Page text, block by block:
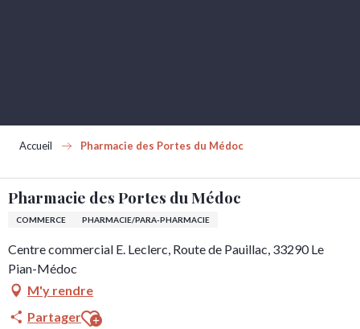
Accueil Pharmacie des Portes du Médoc
Pharmacie des Portes du Médoc
COMMERCE PHARMACIE/PARA-PHARMACIE
Centre commercial E. Leclerc, Route de Pauillac, 33290 Le
Pian-Médoc
M'y rendre
PartagerAjouter aux favoris